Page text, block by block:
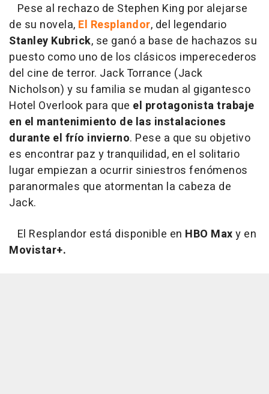
Pese al rechazo de Stephen King por alejarse
de su novela, El Resplandor, del legendario
Stanley Kubrick, se ganó a base de hachazos su
puesto como uno de los clásicos imperecederos
del cine de terror. Jack Torrance (Jack
Nicholson) y su familia se mudan al gigantesco
Hotel Overlook para que el protagonista trabaje
en el mantenimiento de las instalaciones
durante el frío invierno. Pese a que su objetivo
es encontrar paz y tranquilidad, en el solitario
lugar empiezan a ocurrir siniestros fenómenos
paranormales que atormentan la cabeza de
Jack.
El Resplandor está disponible en HBO Maxy en
Movistar+.